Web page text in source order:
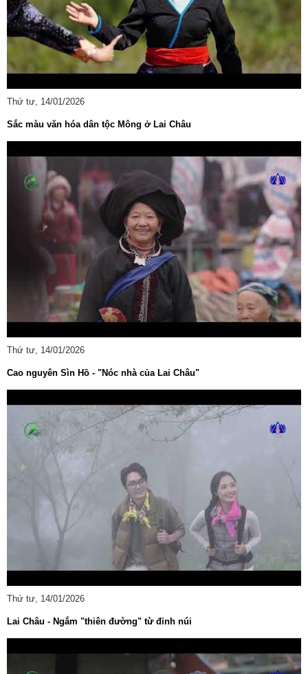
Thứ tư, 14/01/2026
Sắc màu văn hóa dân tộc Mông ở Lai Châu
Thứ tư, 14/01/2026
Cao nguyên Sìn Hồ - "Nóc nhà của Lai Châu"
Thứ tư, 14/01/2026
Lai Châu - Ngắm "thiên đường" từ đỉnh núi